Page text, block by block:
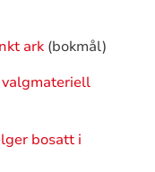
ark(bokmål)
bosatt i